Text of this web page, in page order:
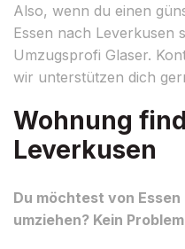
Also, wenn du einen
Essen nach Leverkusen
Umzugsprofi Glaser.
wir unterstützen dich
Wohnung
Leverkusen
Du möchtest von
umziehen? Kein